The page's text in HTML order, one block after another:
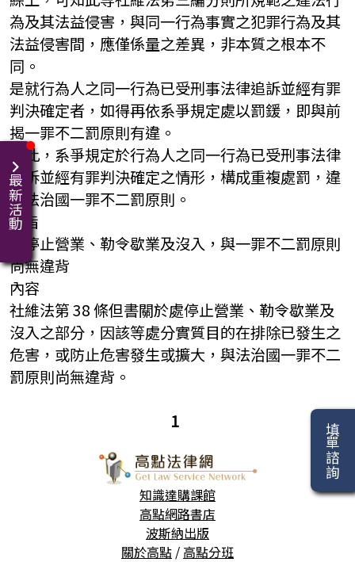
為及其法益侵害，與同一行為事實之犯罪行為及其
法益侵害間，應僅係量之差異，非本質之根本不
同。
是就行為人之同一行為已受刑事法律追訴並經有罪
判決確定者，如得再依系爭規定處以罰鍰，即與前
揭一罪不二罰原則有違。
準此，系爭規定於行為人之同一行為已受刑事法律
追訴並經有罪判決確定之情形，構成重複處罰，違
反法治國一罪不二罰原則。
要旨
處停止營業、勒令歇業及沒入，與一罪不二罰原則
尚無違背
內容
社維法第 38 條但書關於處停止營業、勒令歇業及
沒入之部分，因該等處分實質目的在排除已發生之
危害，或防止危害發生或擴大，與法治國一罪不二
罰原則尚無違背。
1
填單諮詢
最新活動
知識達購課館
高點網路書店
波斯納出版
關於高點 / 高點分班